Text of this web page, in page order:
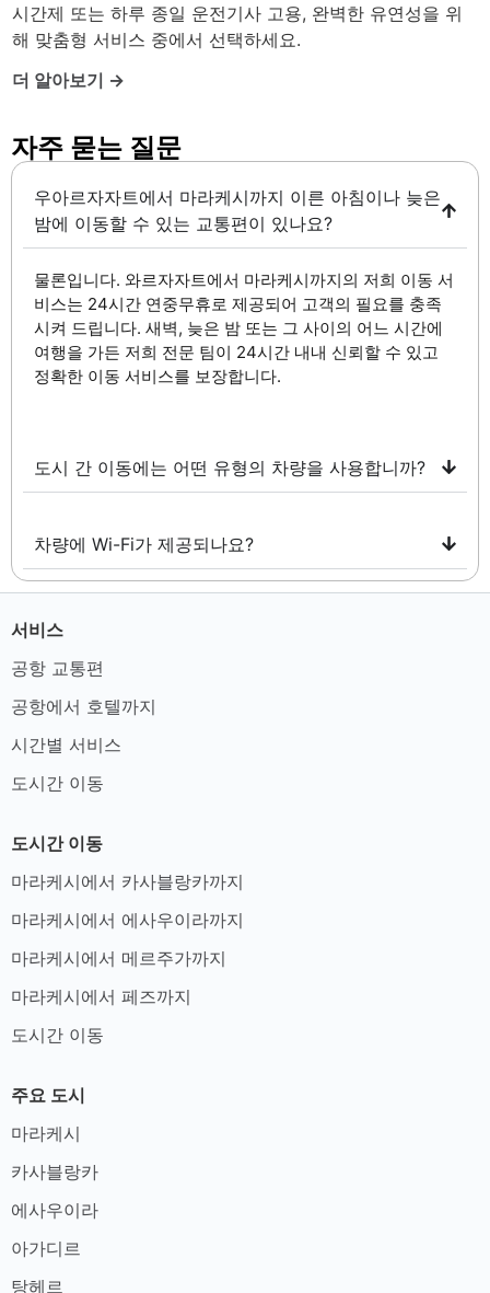
시간제 또는 하루 종일 운전기사 고용, 완벽한 유연성을 위
해 맞춤형 서비스 중에서 선택하세요.
더 알아보기 →
자주 묻는 질문 ​
우아르자자트에서 마라케시까지 이른 아침이나 늦은
밤에 이동할 수 있는 교통편이 있나요?
물론입니다. 와르자자트에서 마라케시까지의 저희 이동 서
비스는 24시간 연중무휴로 제공되어 고객의 필요를 충족
시켜 드립니다. 새벽, 늦은 밤 또는 그 사이의 어느 시간에
여행을 가든 저희 전문 팀이 24시간 내내 신뢰할 수 있고
정확한 이동 서비스를 보장합니다.
도시 간 이동에는 어떤 유형의 차량을 사용합니까?
차량에 Wi-Fi가 제공되나요?
서비스
공항 교통편
공항에서 호텔까지
시간별 서비스
도시간 이동
도시간 이동
마라케시에서 카사블랑카까지
마라케시에서 에사우이라까지
마라케시에서 메르주가까지
마라케시에서 페즈까지
도시간 이동
주요 도시
마라케시
카사블랑카
에사우이라
아가디르
탕헤르